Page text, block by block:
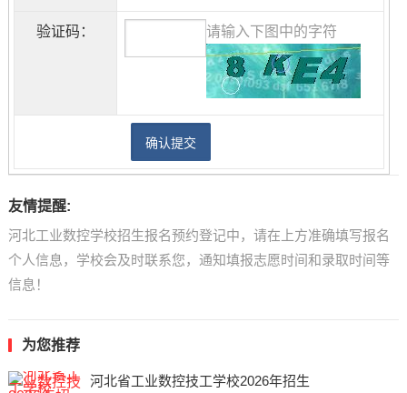
验证码： 请输入下图中的字符
友情提醒:
河北工业数控学校招生报名预约登记中，请在上方准确填写报名
个人信息，学校会及时联系您，通知填报志愿时间和录取时间等
信息！
为您推荐
河北省工业数控技工学校2026年招生